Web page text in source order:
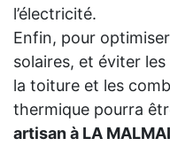
l’électricité.
Enfin, pour
solaires, et éviter
la toiture et les
thermique pourra
artisan à LA